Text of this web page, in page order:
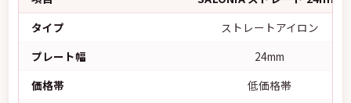
タイプ
ストレートアイロン
プレート幅
24mm
価格帯
低価格帯